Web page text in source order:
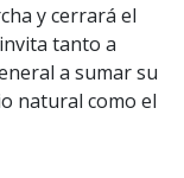
y cerrará el
tanto a
a sumar su
natural como el